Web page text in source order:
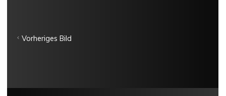
Vorheriges Bild